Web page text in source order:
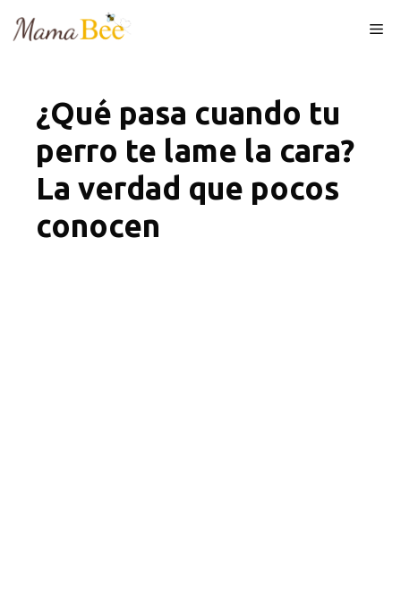
¿Qué pasa cuando tu
perro te lame la cara?
La verdad que pocos
conocen